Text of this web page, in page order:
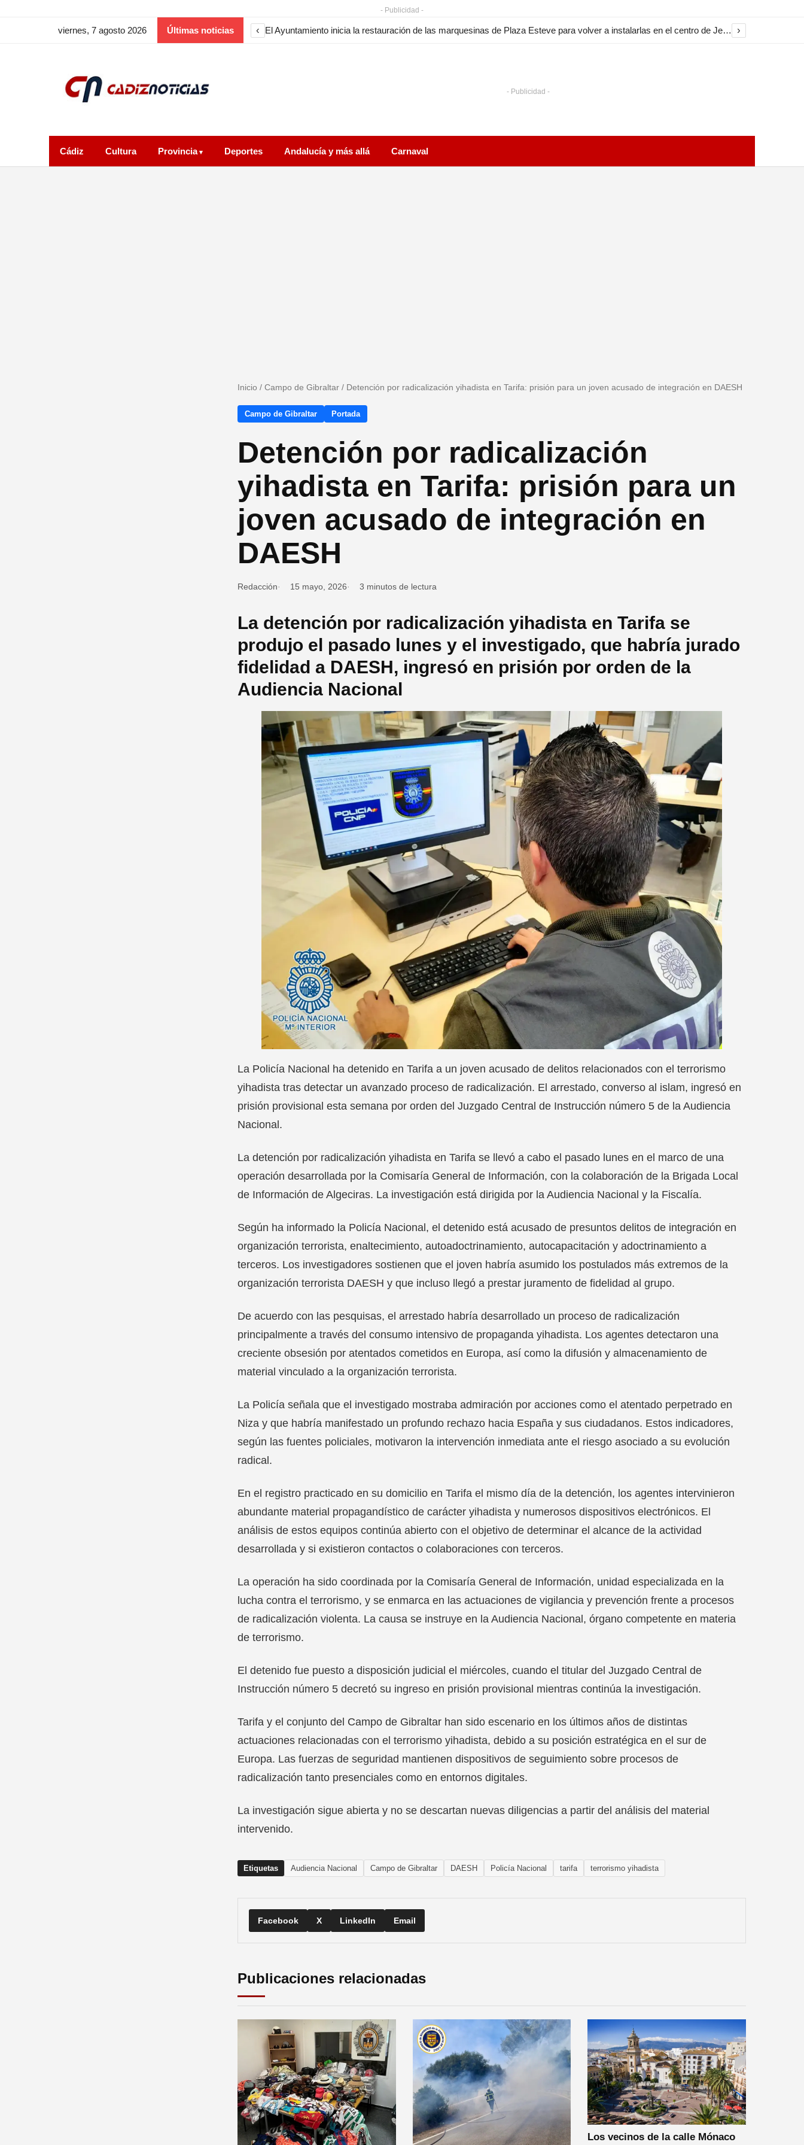
- Publicidad -
viernes, 7 agosto 2026 Últimas noticias ‹ El Ayuntamiento inicia la restauración de las marquesinas de Plaza Esteve para volver a instalarlas en el centro de Jerez ›
- Publicidad -
Cádiz Cultura Provincia Deportes Andalucía y más allá Carnaval
Inicio / Campo de Gibraltar / Detención por radicalización yihadista en Tarifa: prisión para un joven acusado de integración en DAESH
Campo de Gibraltar Portada
Detención por radicalización
yihadista en Tarifa: prisión para un
joven acusado de integración en
DAESH
Redacción 15 mayo, 2026 3 minutos de lectura
La detención por radicalización yihadista en Tarifa se
produjo el pasado lunes y el investigado, que habría jurado
fidelidad a DAESH, ingresó en prisión por orden de la
Audiencia Nacional
La Policía Nacional ha detenido en Tarifa a un joven acusado de delitos relacionados con el terrorismo
yihadista tras detectar un avanzado proceso de radicalización. El arrestado, converso al islam, ingresó en
prisión provisional esta semana por orden del Juzgado Central de Instrucción número 5 de la Audiencia
Nacional.
La detención por radicalización yihadista en Tarifa se llevó a cabo el pasado lunes en el marco de una
operación desarrollada por la Comisaría General de Información, con la colaboración de la Brigada Local
de Información de Algeciras. La investigación está dirigida por la Audiencia Nacional y la Fiscalía.
Según ha informado la Policía Nacional, el detenido está acusado de presuntos delitos de integración en
organización terrorista, enaltecimiento, autoadoctrinamiento, autocapacitación y adoctrinamiento a
terceros. Los investigadores sostienen que el joven habría asumido los postulados más extremos de la
organización terrorista DAESH y que incluso llegó a prestar juramento de fidelidad al grupo.
De acuerdo con las pesquisas, el arrestado habría desarrollado un proceso de radicalización
principalmente a través del consumo intensivo de propaganda yihadista. Los agentes detectaron una
creciente obsesión por atentados cometidos en Europa, así como la difusión y almacenamiento de
material vinculado a la organización terrorista.
La Policía señala que el investigado mostraba admiración por acciones como el atentado perpetrado en
Niza y que habría manifestado un profundo rechazo hacia España y sus ciudadanos. Estos indicadores,
según las fuentes policiales, motivaron la intervención inmediata ante el riesgo asociado a su evolución
radical.
En el registro practicado en su domicilio en Tarifa el mismo día de la detención, los agentes intervinieron
abundante material propagandístico de carácter yihadista y numerosos dispositivos electrónicos. El
análisis de estos equipos continúa abierto con el objetivo de determinar el alcance de la actividad
desarrollada y si existieron contactos o colaboraciones con terceros.
La operación ha sido coordinada por la Comisaría General de Información, unidad especializada en la
lucha contra el terrorismo, y se enmarca en las actuaciones de vigilancia y prevención frente a procesos
de radicalización violenta. La causa se instruye en la Audiencia Nacional, órgano competente en materia
de terrorismo.
El detenido fue puesto a disposición judicial el miércoles, cuando el titular del Juzgado Central de
Instrucción número 5 decretó su ingreso en prisión provisional mientras continúa la investigación.
Tarifa y el conjunto del Campo de Gibraltar han sido escenario en los últimos años de distintas
actuaciones relacionadas con el terrorismo yihadista, debido a su posición estratégica en el sur de
Europa. Las fuerzas de seguridad mantienen dispositivos de seguimiento sobre procesos de
radicalización tanto presenciales como en entornos digitales.
La investigación sigue abierta y no se descartan nuevas diligencias a partir del análisis del material
intervenido.
Etiquetas Audiencia Nacional Campo de Gibraltar DAESH Policía Nacional tarifa terrorismo yihadista
Facebook X LinkedIn Email
Publicaciones relacionadas
Los vecinos de la calle Mónaco